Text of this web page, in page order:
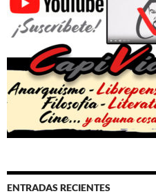
ENTRADAS RECIENTES